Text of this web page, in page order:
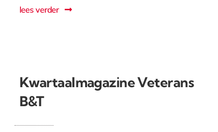
lees verder
Kwartaalmagazine Veterans
B&T